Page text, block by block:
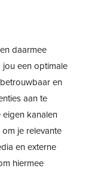
daarmee
jou een optimale
en
aan te
eigen kanalen
je relevante
en externe
hiermee